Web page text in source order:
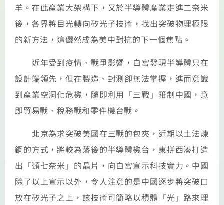
羊。在此產業大架構下，又於半導體產業走進二奈米
後，各界將目光轉向矽光子技術，找出突破物理極限
的新方法，這儼然成為美中對抗的下一個焦點。
近年受到疫情、戰爭影響，白宮發現半導體只在
設計端領先，但在製造、封測卻無法掌握，進而意識
到產業空洞化危機，隨即利用「三戰」箝制中國，意
即貿易戰、稅務戰和零件機台戰。
北京為求突破美國在三戰的包夾，近期以土法煉
鋼的方式，將較為落後的半導體機台，東拼西湊打造
出「類七奈米」的晶片，向白宮宣示科技實力。中國
除了以上宣示以外，令人注意的是中國逐步將突破口
放在矽光子之上，該技術可簡略以積體「光」路來理